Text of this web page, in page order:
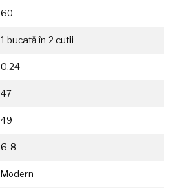
60
1 bucată în 2 cutii
0.24
47
49
6-8
Modern